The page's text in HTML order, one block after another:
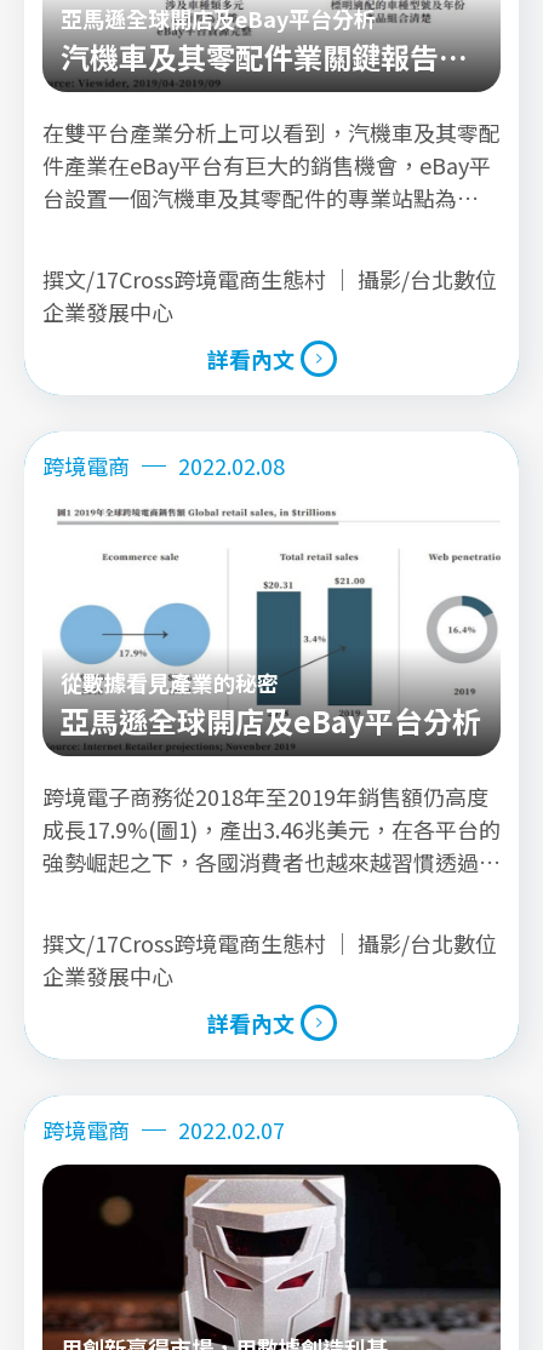
亞馬遜全球開店及eBay平台分析
汽機車及其零配件業關鍵報告分
析
在雙平台產業分析上可以看到，汽機車及其零配
件產業在eBay平台有巨大的銷售機會，eBay平
台設置一個汽機車及其零配件的專業站點為
表找到相對應的車款型號，輕鬆的找到滿足汽車
及零件的需求，並且快速比較多個商店提供最優
惠的價格。
撰文/17Cross跨境電商生態村 ｜ 攝影/台北數位
企業發展中心
詳看內文
跨境電商
2022.02.08
從數據看見產業的秘密
亞馬遜全球開店及eBay平台分析
跨境電子商務從2018年至2019年銷售額仍高度
成長17.9%(圖1)，產出3.46兆美元，在各平台的
強勢崛起之下，各國消費者也越來越習慣透過網
市場的同時，將會面臨到是否自建平台的問題。
撰文/17Cross跨境電商生態村 ｜ 攝影/台北數位
企業發展中心
詳看內文
跨境電商
2022.02.07